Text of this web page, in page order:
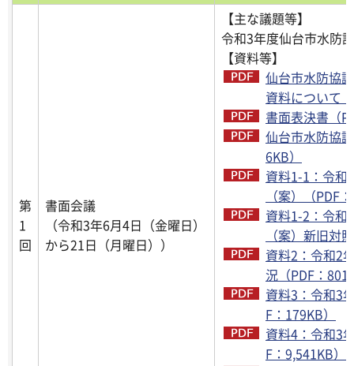
第
1
回
書面会議
（令和3年6月4日（金曜日）
から21日（月曜日））
【主な議題等】
令和3年度仙台市水防
【資料等】
仙台市水防協
資料について
書面表決書（
仙台市水防協
6KB）
資料1-1：令和
（案）（PDF
資料1-2：令和
（案）新旧対
資料2：令和2
況（PDF：
資料3：令和3
F：179KB）
資料4：令和3
F：9,541KB）